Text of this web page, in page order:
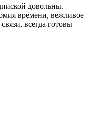
довольны.
времени, вежливое
всегда готовы